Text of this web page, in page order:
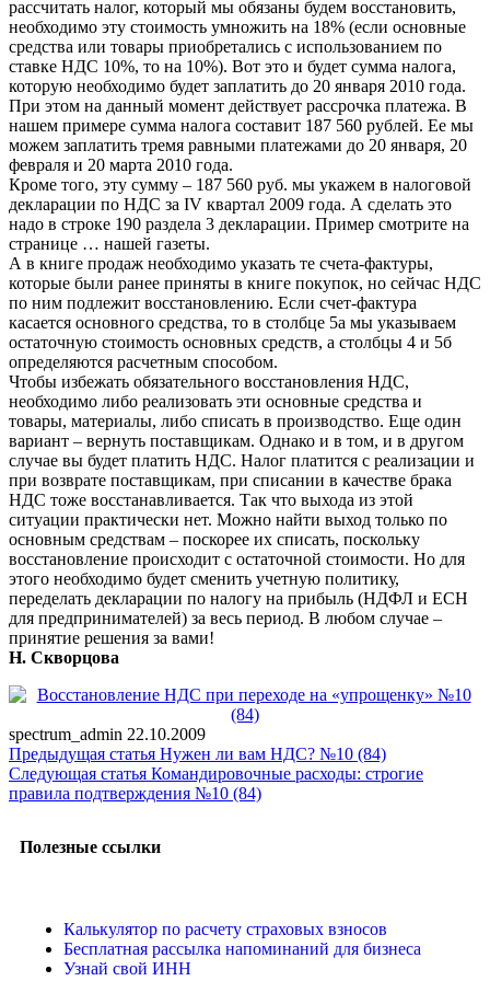
рассчитать налог, который мы обязаны будем восстановить,
необходимо эту стоимость умножить на 18% (если основные
средства или товары приобретались с использованием по
ставке НДС 10%, то на 10%). Вот это и будет сумма налога,
которую необходимо будет заплатить до 20 января 2010 года.
При этом на данный момент действует рассрочка платежа. В
нашем примере сумма налога составит 187 560 рублей. Ее мы
можем заплатить тремя равными платежами до 20 января, 20
февраля и 20 марта 2010 года.
Кроме того, эту сумму – 187 560 руб. мы укажем в налоговой
декларации по НДС за IV квартал 2009 года. А сделать это
надо в строке 190 раздела 3 декларации. Пример смотрите на
странице … нашей газеты.
А в книге продаж необходимо указать те счета-фактуры,
которые были ранее приняты в книге покупок, но сейчас НДС
по ним подлежит восстановлению. Если счет-фактура
касается основного средства, то в столбце 5а мы указываем
остаточную стоимость основных средств, а столбцы 4 и 5б
определяются расчетным способом.
Чтобы избежать обязательного восстановления НДС,
необходимо либо реализовать эти основные средства и
товары, материалы, либо списать в производство. Еще один
вариант – вернуть поставщикам. Однако и в том, и в другом
случае вы будет платить НДС. Налог платится с реализации и
при возврате поставщикам, при списании в качестве брака
НДС тоже восстанавливается. Так что выхода из этой
ситуации практически нет. Можно найти выход только по
основным средствам – поскорее их списать, поскольку
восстановление происходит с остаточной стоимости. Но для
этого необходимо будет сменить учетную политику,
переделать декларации по налогу на прибыль (НДФЛ и ЕСН
для предпринимателей) за весь период. В любом случае –
принятие решения за вами!
Н. Скворцова
spectrum_admin 22.10.2009
Предыдущая статья Нужен ли вам НДС? №10 (84)
Следующая статья Командировочные расходы: строгие
правила подтверждения №10 (84)
Полезные ссылки
Калькулятор по расчету страховых взносов
Бесплатная рассылка напоминаний для бизнеса
Узнай свой ИНН